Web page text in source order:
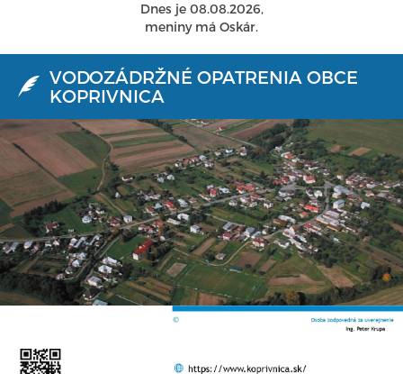
Dnes je 08.08.2026,
meniny má Oskár.
VODOZÁDRŽNÉ OPATRENIA OBCE
KOPRIVNICA